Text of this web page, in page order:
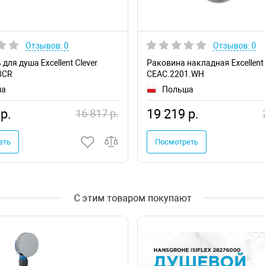
Отзывов: 0
для душа Excellent Clever
16 817 р.
Отзывов: 0
Раковина накладная Excellent
CEAC.2201.WH
Польша
19 219 р.
Посмотреть
С этим товаром покупают